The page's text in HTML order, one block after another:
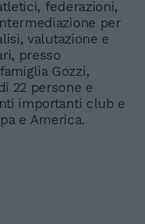
federazioni,
per
valutazione e
presso
Gozzi,
22 persone e
importanti club e
e America.